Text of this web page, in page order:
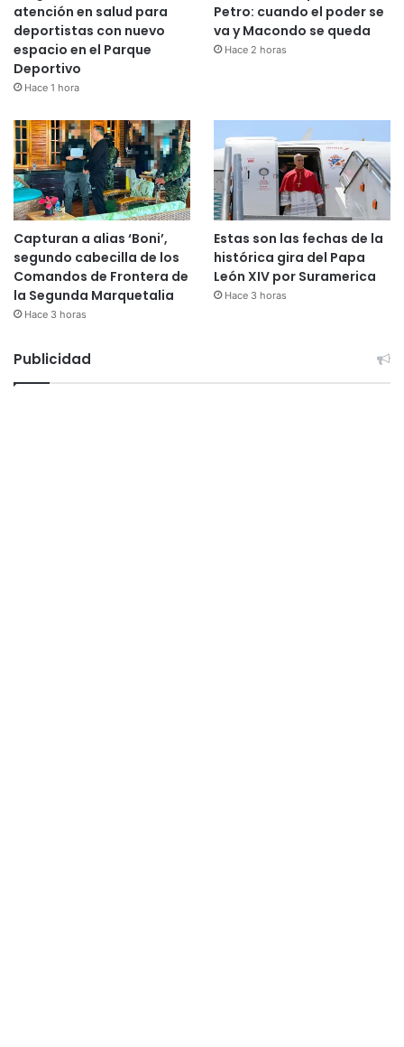
atención en salud para
deportistas con nuevo
espacio en el Parque
Deportivo
Hace 1 hora
Petro: cuando el poder se
va y Macondo se queda
Hace 2 horas
Capturan a alias ‘Boni’,
segundo cabecilla de los
Comandos de Frontera de
la Segunda Marquetalia
Hace 3 horas
Estas son las fechas de la
histórica gira del Papa
León XIV por Suramerica
Hace 3 horas
Publicidad